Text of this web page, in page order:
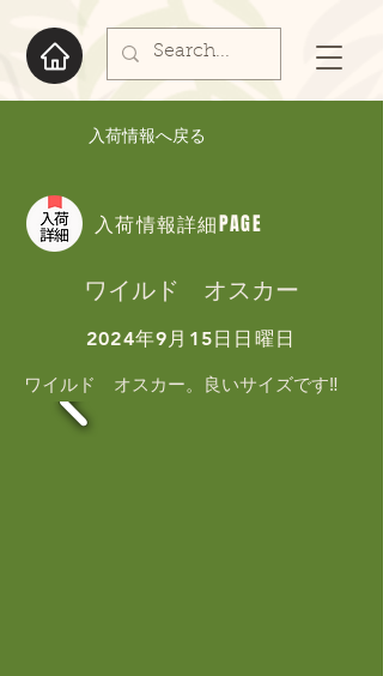
入荷情報へ戻る
入荷情報詳細PAGE
ワイルド オスカー
2024年9月15日日曜日
ワイルド　オスカー。良いサイズです‼️